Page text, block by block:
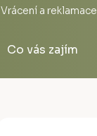
Vrácení a reklamace
Co vás zajímá